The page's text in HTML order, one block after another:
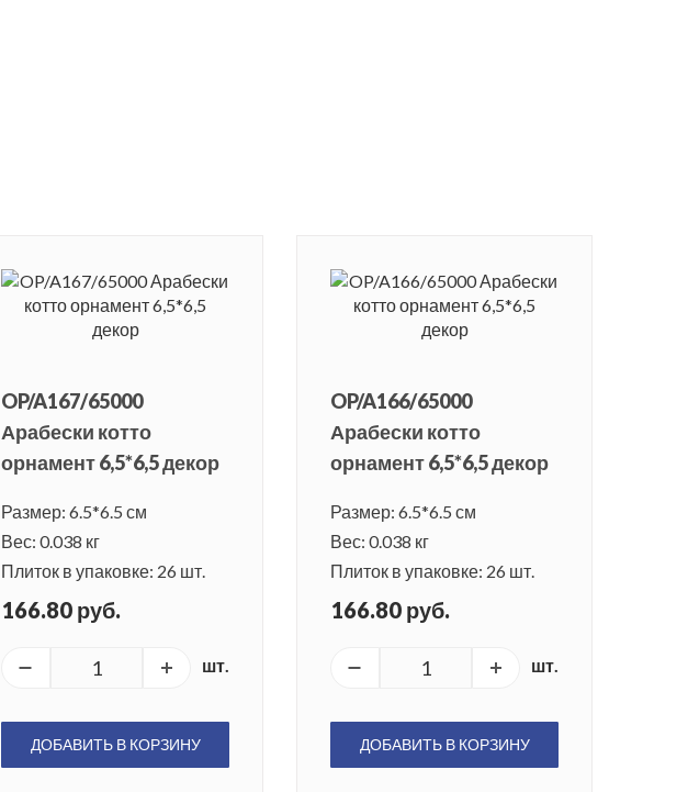
OP/A167/65000
Арабески котто
орнамент 6,5*6,5 декор
Размер: 6.5*6.5 см
Вес: 0.038 кг
Плиток в упаковке: 26 шт.
166.80 руб.
шт.
ДОБАВИТЬ В КОРЗИНУ
OP/A166/65000
Арабески котто
орнамент 6,5*6,5 декор
Размер: 6.5*6.5 см
Вес: 0.038 кг
Плиток в упаковке: 26 шт.
166.80 руб.
шт.
ДОБАВИТЬ В КОРЗИНУ